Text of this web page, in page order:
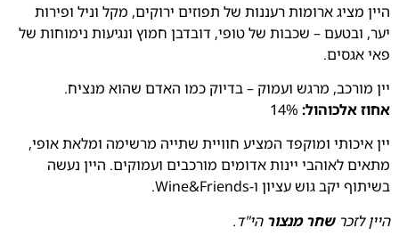
היין מציג ארומות רעננות של תפוזים ירוקים, מקל וניל ופירות
יער, ובטעם – שכבות של טופי, דובדבן חמוץ ונגיעות נימוחות של
פאי אגסים.
יין מורכב, מרגש ועמוק – בדיוק כמו האדם שהוא מנציח.
אחוז אלכוהול:
יין איכותי ומוקפד המציע חוויית שתייה מרשימה ומלאת אופי,
מתאים לאוהבי יינות אדומים מורכבים ועמוקים. היין נעשה
בשיתוף יקב גוש עציון ו-Wine&Friends.
היין לזכרשחר מנצורהי"ד.